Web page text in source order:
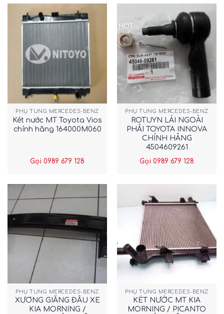
PHỤ TÙNG MERCEDES-BENZ
Két nước MT Toyota Vios
chính hãng 164000M060
Gọi 0989 679 128
HOT
PHỤ TÙNG MERCEDES-BENZ
ROTUYN LÁI NGOÀI
PHẢI TOYOTA INNOVA
CHÍNH HÃNG
4504609261
Gọi 0989 679 128
PHỤ TÙNG MERCEDES-BENZ
XƯƠNG GIẰNG ĐẦU XE
KIA MORNING /
PHỤ TÙNG MERCEDES-BENZ
KÉT NƯỚC MT KIA
MORNING / PICANTO